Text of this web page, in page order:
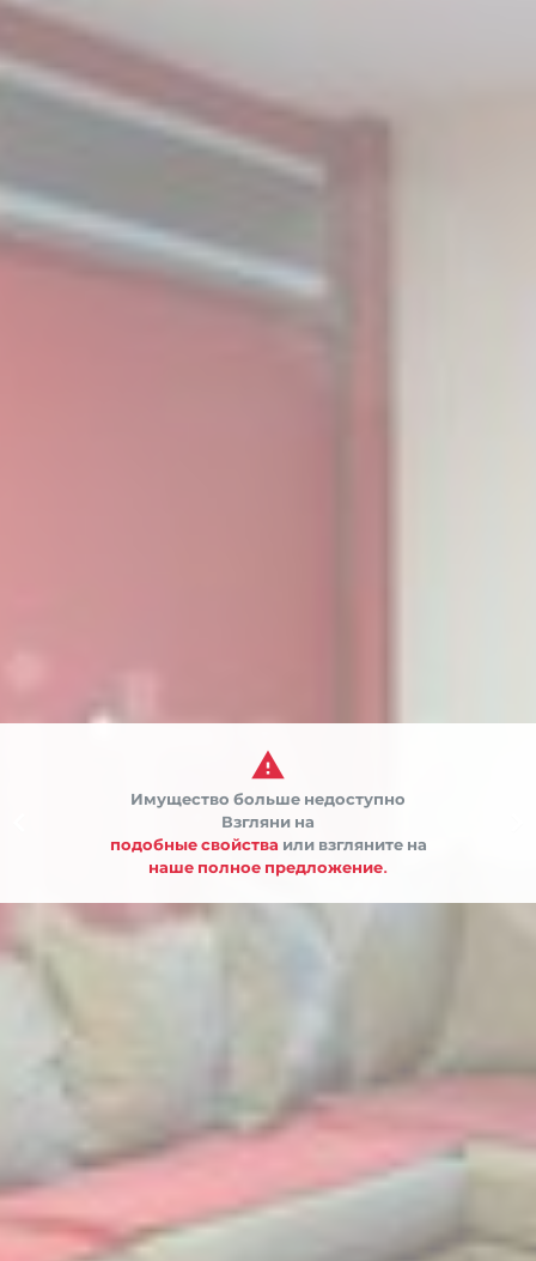

Имущество больше недоступно
Взгляни на
подобные свойства или взгляните на
наше полное предложение.